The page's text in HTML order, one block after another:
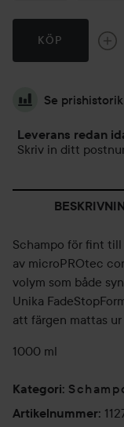
KÖP
Se prishistorik
Leverans redan
Skriv in ditt
Schampo för fint
av microPROtec
volym som både
Unika
att färgen mattas
1000 ml
Kategori:
Artikelnummer: